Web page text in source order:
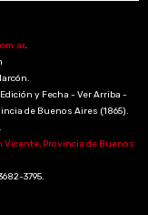
.
y Fecha - Ver Arriba -
de Buenos Aires (1865).
Vicente, Provincia de Buenos
3795.